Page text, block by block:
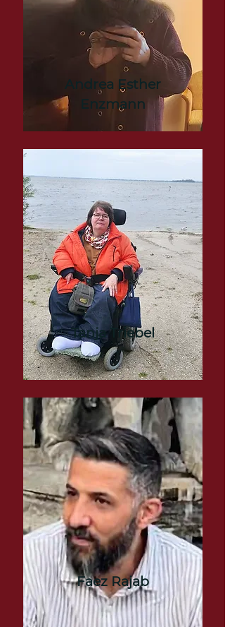
Andrea Esther
Enzmann
Tanja Triebel
Faez Rajab